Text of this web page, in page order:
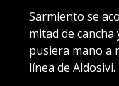
Sarmiento se
mitad de
pusiera mano a
línea de Aldosivi.